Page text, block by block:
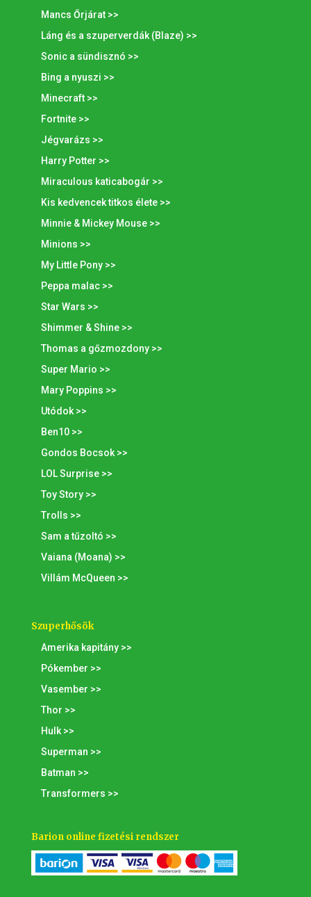
Mancs Őrjárat >>
Láng és a szuperverdák (Blaze) >>
Sonic a sündisznó >>
Bing a nyuszi >>
Minecraft >>
Fortnite >>
Jégvarázs >>
Harry Potter >>
Miraculous katicabogár >>
Kis kedvencek titkos élete >>
Minnie & Mickey Mouse >>
Minions >>
My Little Pony >>
Peppa malac >>
Star Wars >>
Shimmer & Shine >>
Thomas a gőzmozdony >>
Super Mario >>
Mary Poppins >>
Utódok >>
Ben10 >>
Gondos Bocsok >>
LOL Surprise >>
Toy Story >>
Trolls >>
Sam a tűzoltó >>
Vaiana (Moana) >>
Villám McQueen >>
Szuperhősök
Amerika kapitány >>
Pókember >>
Vasember >>
Thor >>
Hulk >>
Superman >>
Batman >>
Transformers >>
Barion online fizetési rendszer